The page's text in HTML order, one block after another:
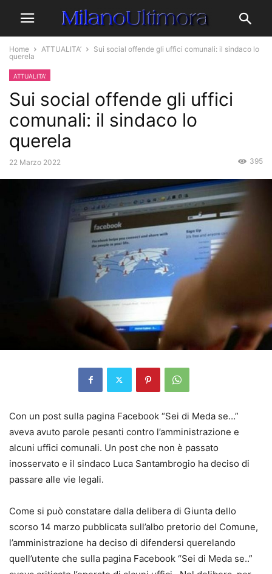
Home ATTUALITA’
Sui social offende gli uffici comunali: il sindaco lo
querela
ATTUALITA’
Sui social offende gli uffici
comunali: il sindaco lo
querela
22 Marzo 2022 395
Con un post sulla pagina Facebook “Sei di Meda se…”
aveva avuto parole pesanti contro l’amministrazione e
alcuni uffici comunali. Un post che non è passato
inosservato e il sindaco Luca Santambrogio ha deciso di
passare alle vie legali.
Come si può constatare dalla delibera di Giunta dello
scorso 14 marzo pubblicata sull’albo pretorio del Comune,
l’amministrazione ha deciso di difendersi querelando
quell’utente che sulla pagina Facebook “Sei di Meda se..”